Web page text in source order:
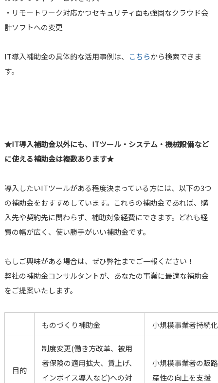
・リモートワーク対応かつセキュリティ面も強固なクラウド会
計ソフトへの変更
IT導入補助金の具体的な活用事例は、 こちらから検索できま
す。
★IT導入補助金以外にも、ITツール・システム・機械設備など
に使える補助金は複数あります★
導入したいITツールがある程度決まっている方には、以下の3つ
の補助金をおすすめしています。これらの補助金であれば、購
入先や契約先に関わらず、補助対象経費にできます。どれも経
費の幅が広く、使い勝手がいい補助金です。
もしご興味がある場合は、ぜひ弊社までご一報ください！
弊社の補助金コンサルタントが、あなたの事業に最適な補助金
をご提案いたします。
ものづくり補助金 小規模事業者持続
目的
制度変更(働き方改革、被用
者保険の適用拡大、賃上げ、
インボイス導入など)への対
小規模事業者の販
産性の向上を支援